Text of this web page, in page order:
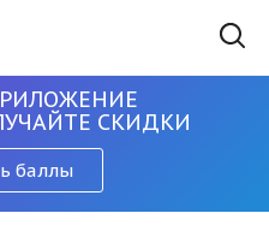
СКИДКИ
баллы